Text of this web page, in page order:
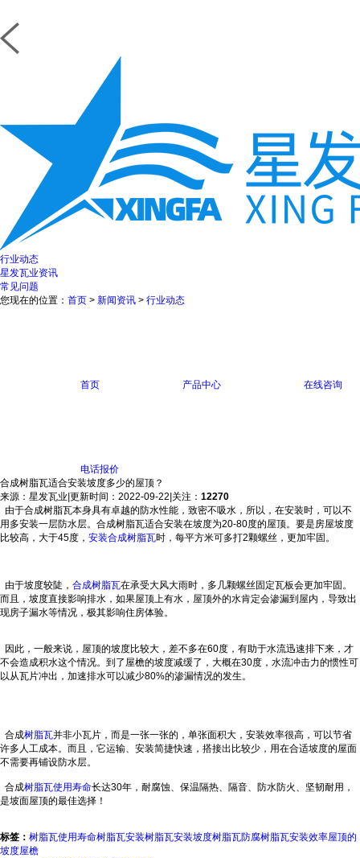
行业动态
星发瓦业资讯
常见问题
您现在的位置： 首页 > 新闻资讯 > 行业动态
首页 产品中心 在线咨询
电话报价
合成树脂瓦适合安装坡度多少的屋顶？
来源：星发瓦业 更新时间：2022-09-22 关注： 12270
由于合成树脂瓦本身具有卓越的防水性能，致密不吸水，所以，在安装时，可以不
用多安装一层防水层。合成树脂瓦适合安装在坡度为20-80度的屋顶。要是房屋坡度
比较高，大于45度， 安装合成树脂瓦时，每平方米可多打2颗螺丝，更加牢固。
由于坡度较陡， 合成树脂瓦在承受大风大雨时，多几颗螺丝固定瓦板会更加牢固。
而且，坡度直接影响排水，如果屋顶上有水，屋顶外的水肯定会渗漏到屋内，导致出
现房子漏水等情况，极其影响住房体验。
因此，一般来说，屋顶的坡度比较大，差不多在60度，有助于水流迅速排下来，才
不会造成积水这个情况。到了屋檐的坡度减缓了，大概在30度，水流冲击力的惯性可
以从瓦片冲出，加速排水可以减少80%的渗漏情况的发生。
合成树脂瓦并非小瓦片，而是一张一张的，单张面积大，安装效率很高，可以节省
许多人工成本。而且，它运输、安装简捷快速，搭接出比较少，用在合适坡度的屋面
不需要再铺设防水层。
合成树脂瓦使用寿命长达30年，耐腐蚀、保温隔热、隔音、防水防火、坚韧耐用，
是坡面屋顶的最佳选择！
标签： 树脂瓦使用寿命树脂瓦安装树脂瓦安装坡度树脂瓦防腐树脂瓦安装效率屋顶的
坡度屋檐